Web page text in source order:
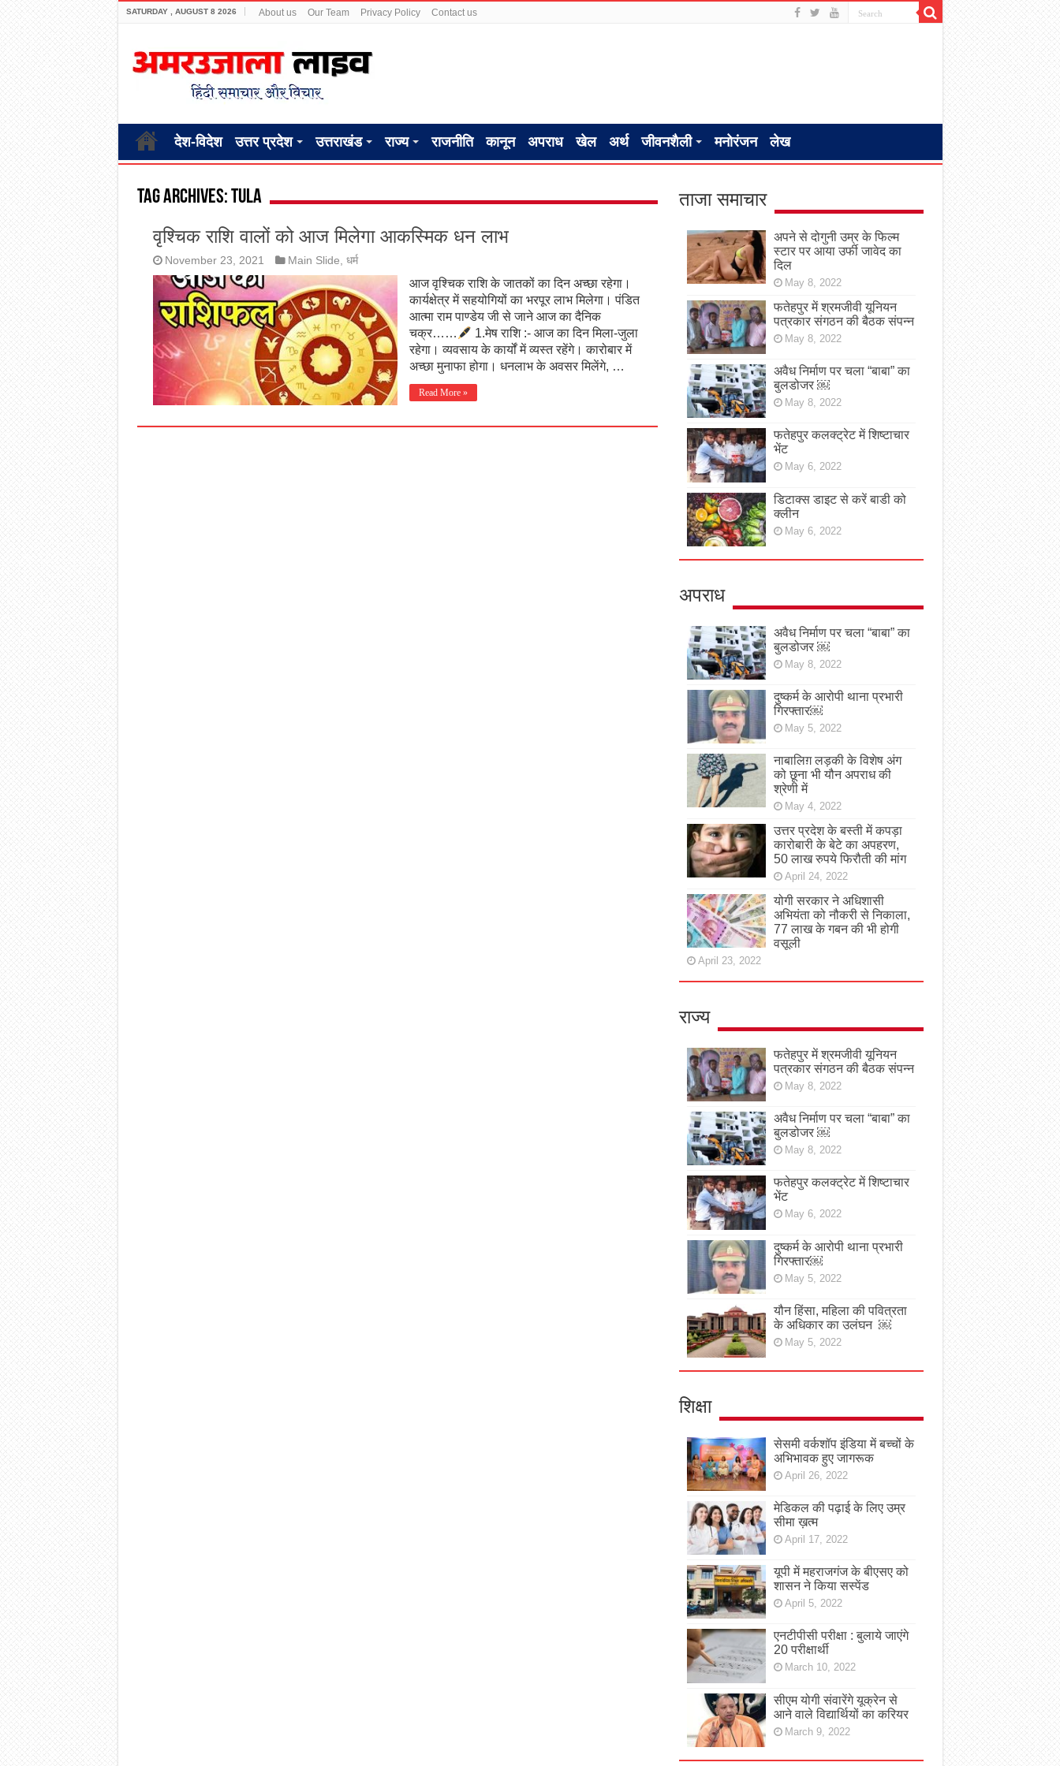
SATURDAY , AUGUST 8 2026 About us Our Team Privacy Policy Contact us
देश-विदेश उत्तर प्रदेश उत्तराखंड राज्य राजनीति कानून अपराध खेल अर्थ जीवनशैली मनोरंजन लेख
Tag Archives:tula
वृश्चिक राशि वालों को आज मिलेगा आकस्मिक धन लाभ
November 23, 2021 Main Slide, धर्म
आज वृश्चिक राशि के जातकों का दिन अच्छा रहेगा।
कार्यक्षेत्र में सहयोगियों का भरपूर लाभ मिलेगा। पंडित
आत्मा राम पाण्डेय जी से जाने आज का दैनिक
चक्र……
1.मेष राशि :- आज का दिन मिला-जुला
रहेगा। व्यवसाय के कार्यों में व्यस्त रहेंगे। कारोबार में
अच्छा मुनाफा होगा। धनलाभ के अवसर मिलेंगे, …
Read More »
ताजा समाचार
अपने से दोगुनी उम्र के फिल्म
स्टार पर आया उर्फी जावेद का
दिल
May 8, 2022
फतेहपुर में श्रमजीवी यूनियन
पत्रकार संगठन की बैठक संपन्न
May 8, 2022
अवैध निर्माण पर चला “बाबा” का
बुलडोजर ￼
May 8, 2022
फतेहपुर कलक्ट्रेट में शिष्टाचार
भेंट
May 6, 2022
डिटाक्स डाइट से करें बाडी को
क्लीन
May 6, 2022
अपराध
अवैध निर्माण पर चला “बाबा” का
बुलडोजर ￼
May 8, 2022
दुष्कर्म के आरोपी थाना प्रभारी
गिरफ्तार￼
May 5, 2022
नाबालिग़ लड़की के विशेष अंग
को छूना भी यौन अपराध की
श्रेणी में
May 4, 2022
उत्तर प्रदेश के बस्ती में कपड़ा
कारोबारी के बेटे का अपहरण,
50 लाख रुपये फिरौती की मांग
April 24, 2022
योगी सरकार ने अधिशासी
अभियंता को नौकरी से निकाला,
77 लाख के गबन की भी होगी
वसूली
April 23, 2022
राज्य
फतेहपुर में श्रमजीवी यूनियन
पत्रकार संगठन की बैठक संपन्न
May 8, 2022
अवैध निर्माण पर चला “बाबा” का
बुलडोजर ￼
May 8, 2022
फतेहपुर कलक्ट्रेट में शिष्टाचार
भेंट
May 6, 2022
दुष्कर्म के आरोपी थाना प्रभारी
गिरफ्तार￼
May 5, 2022
यौन हिंसा, महिला की पवित्रता
के अधिकार का उलंघन ￼
May 5, 2022
शिक्षा
सेसमी वर्कशॉप इंडिया में बच्चों के
अभिभावक हुए जागरूक
April 26, 2022
मेडिकल की पढ़ाई के लिए उम्र
सीमा ख़त्म
April 17, 2022
यूपी में महराजगंज के बीएसए को
शासन ने किया सस्पेंड
April 5, 2022
एनटीपीसी परीक्षा : बुलाये जाएंगे
20 परीक्षार्थी
March 10, 2022
सीएम योगी संवारेंगे यूक्रेन से
आने वाले विद्यार्थियों का करियर
March 9, 2022